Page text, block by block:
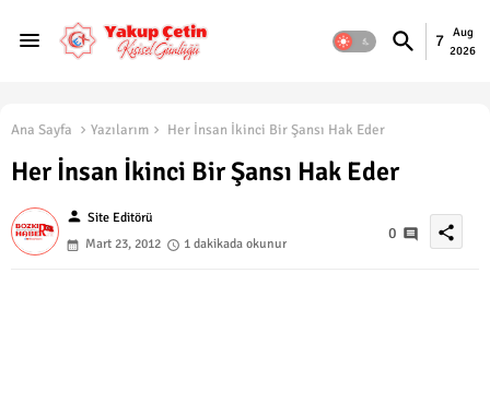
7
Aug
2026
Ana Sayfa Yazılarım Her İnsan İkinci Bir Şansı Hak Eder
Her İnsan İkinci Bir Şansı Hak Eder
person Site Editörü
Mart 23, 2012
1 dakikada okunur
0 share